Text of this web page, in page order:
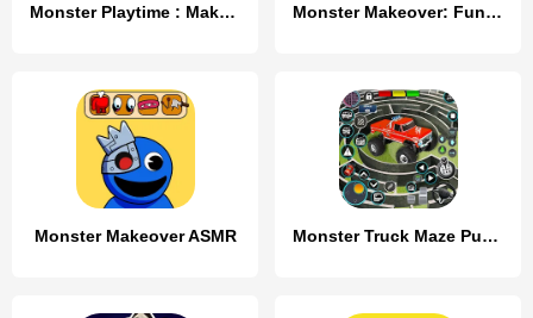
Monster Playtime : Makeover Monster Makeover: Fun Custom
Monster Makeover ASMR Monster Truck Maze Puzzle Game